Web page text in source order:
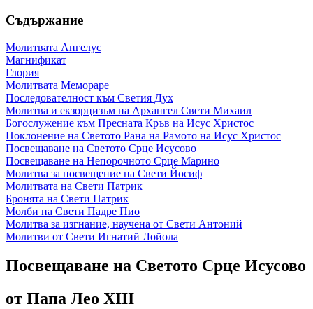
Съдържание
Молитвата Ангелус
Магнификат
Глория
Молитвата Мемораре
Последователност към Светия Дух
Молитва и екзорцизъм на Архангел Свети Михаил
Богослужение към Пресната Кръв на Исус Христос
Поклонение на Светото Рана на Рамото на Исус Христос
Посвещаване на Светото Срце Исусово
Посвещаване на Непорочното Срце Марино
Молитва за посвещение на Свети Йосиф
Молитвата на Свети Патрик
Бронята на Свети Патрик
Молби на Свети Падре Пио
Молитва за изгнание, научена от Свети Антоний
Молитви от Свети Игнатий Лойола
Посвещаване на Светото Срце Исусово
от Папа Лео XIII